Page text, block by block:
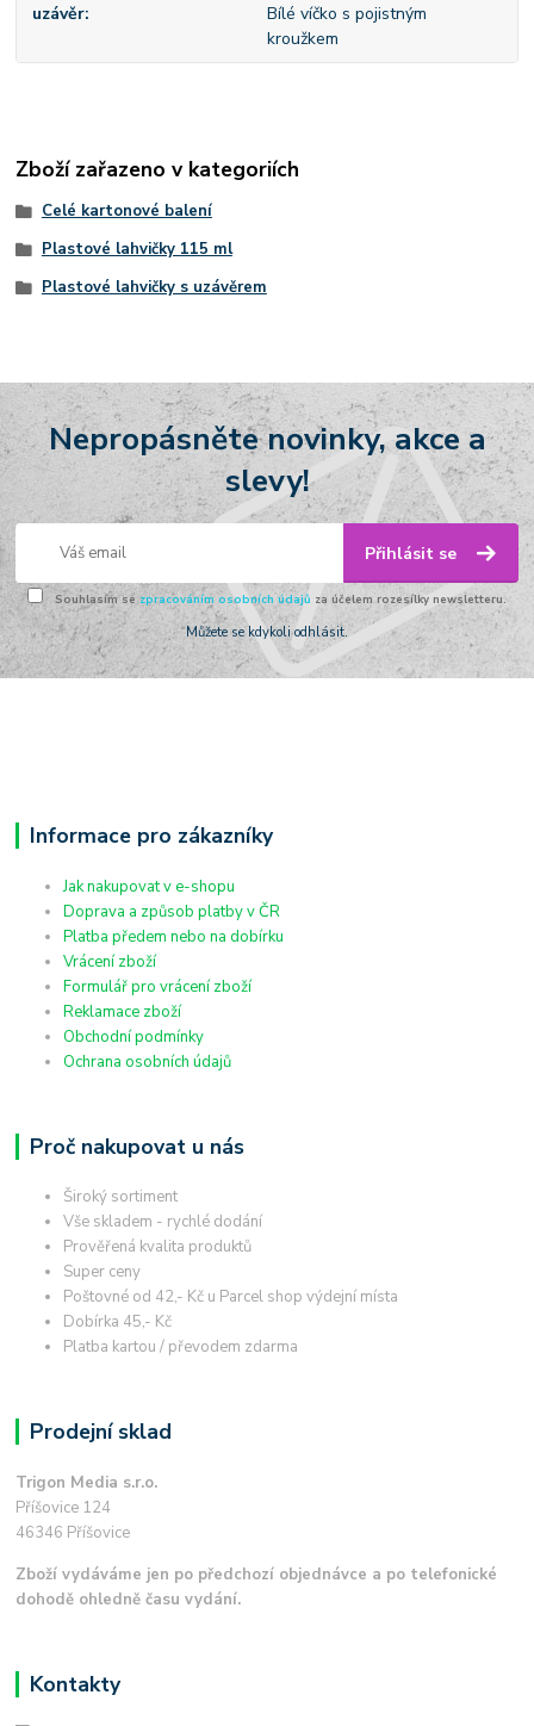
uzávěr
Bílé víčko s pojistným
kroužkem
Zboží zařazeno v kategoriích
Celé kartonové balení
Plastové lahvičky 115 ml
Plastové lahvičky s uzávěrem
Nepropásněte novinky, akce a
slevy!
Přihlásit se
Souhlasím se zpracováním osobních údajů za účelem rozesílky newsletteru.
Můžete se kdykoli odhlásit.
Informace pro zákazníky
Jak nakupovat v e-shopu
Doprava a způsob platby v ČR
Platba předem nebo na dobírku
Vrácení zboží
Formulář pro vrácení zboží
Reklamace zboží
Obchodní podmínky
Ochrana osobních údajů
Proč nakupovat u nás
Široký sortiment
Vše skladem - rychlé dodání
Prověřená kvalita produktů
Super ceny
Poštovné od 42,- Kč u Parcel shop výdejní místa
Dobírka 45,- Kč
Platba kartou / převodem zdarma
Prodejní sklad
Trigon Media s.r.o.
Příšovice 124
46346 Příšovice
Zboží vydáváme jen po předchozí objednávce a po telefonické
dohodě ohledně času vydání.
Kontakty